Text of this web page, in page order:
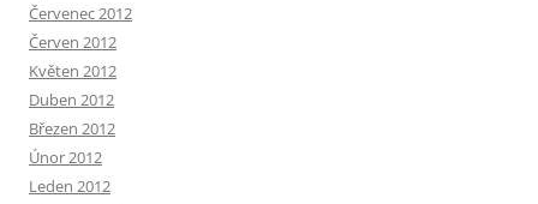
Červenec 2012
Červen 2012
Květen 2012
Duben 2012
Březen 2012
Únor 2012
Leden 2012